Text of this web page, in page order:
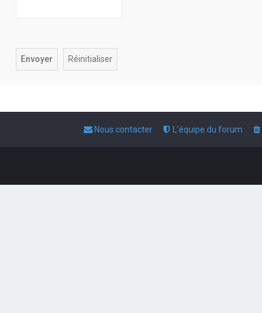
L’équipe du forum
Nous contacter